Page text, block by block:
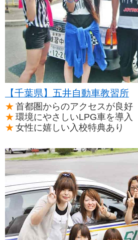
【千葉県】五井自動車教習所
首都圏からのアクセスが良好
環境にやさしいLPG車を導入
女性に嬉しい入校特典あり